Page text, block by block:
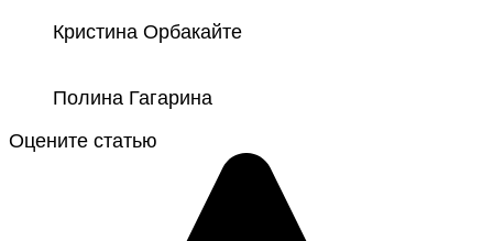
Кристина Орбакайте
Полина Гагарина
Оцените статью